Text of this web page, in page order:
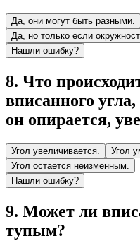
Да, они могут быть разными.
Да, но только если
Нашли ошибку?
8. Что
вписанного
он опирается,
Угол увеличивается.
Угол
Угол остается неизменным.
Нашли ошибку?
9. Может ли
тупым?